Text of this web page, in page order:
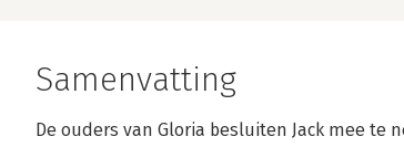
Samenvatting
De ouders van Gloria besluiten Jack mee